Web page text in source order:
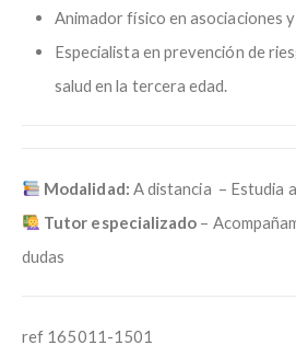
Animador físico en asociaciones
Especialista en prevención de
salud en la tercera edad.
Modalidad: A distancia – Estudia
Tutor especializado –
dudas
ref 165011-1501